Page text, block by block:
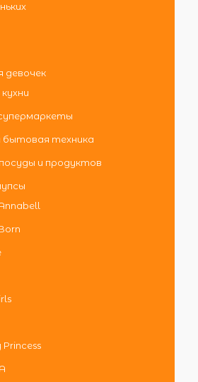
девочек
бытовая техника
и продуктов
Princess